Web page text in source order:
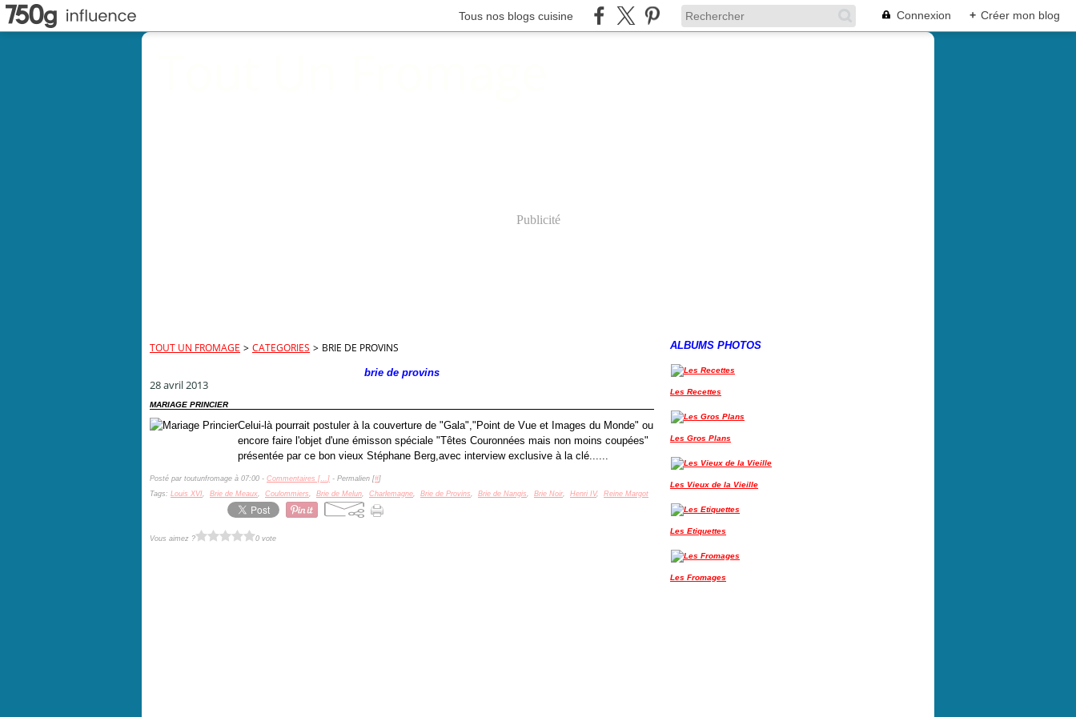
Tous nos blogs cuisine Connexion + Créer mon blog
Publicité
TOUT UN FROMAGE > CATEGORIES > BRIE DE PROVINS
brie de provins
28 avril 2013
MARIAGE PRINCIER
Celui-là pourrait postuler à la couverture de "Gala","Point de Vue et Images du Monde" ou
encore faire l'objet d'une émisson spéciale "Têtes Couronnées mais non moins coupées"
présentée par ce bon vieux Stéphane Berg,avec interview exclusive à la clé......
Posté par toutunfromage à 07:00 - Commentaires […] - Permalien [#]
Tags: Louis XVI, Brie de Meaux, Coulommiers, Brie de Melun, Charlemagne, Brie de Provins, Brie de Nangis, Brie Noir, Henri IV, Reine Margot
Vous aimez ? 0 vote
ALBUMS PHOTOS
Les Recettes
Les Gros Plans
Les Vieux de la Vieille
Les Etiquettes
Les Fromages